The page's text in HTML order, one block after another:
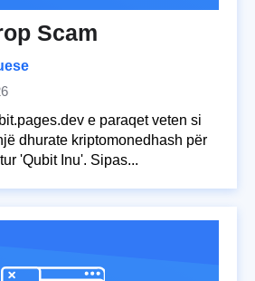
Scam
e paraqet veten si
dhurate kriptomonedhash për
'Qubit Inu'. Sipas...